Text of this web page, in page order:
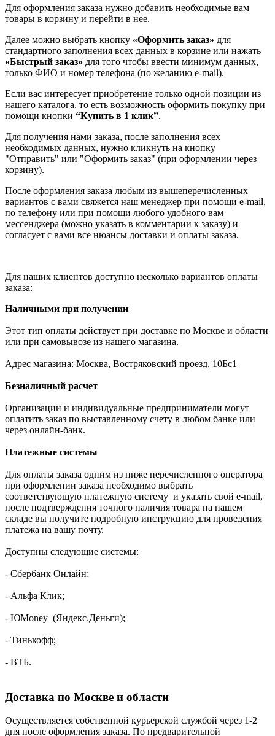
Для оформления заказа нужно добавить необходимые вам
товары в корзину и перейти в нее.
Далее можно выбрать кнопку «Оформить заказ» для
стандартного заполнения всех данных в корзине или нажать
«Быстрый заказ» для того чтобы ввести минимум данных,
только ФИО и номер телефона (по желанию e-mail).
Если вас интересует приобретение только одной позиции из
нашего каталога, то есть возможность оформить покупку при
помощи кнопки “Купить в 1 клик”.
Для получения нами заказа, после заполнения всех
необходимых данных, нужно кликнуть на кнопку
"Отправить" или "Оформить заказ" (при оформлении через
корзину).
После оформления заказа любым из вышеперечисленных
вариантов с вами свяжется наш менеджер при помощи e-mail,
по телефону или при помощи любого удобного вам
мессенджера (можно указать в комментарии к заказу) и
согласует с вами все нюансы доставки и оплаты заказа.
Для наших клиентов доступно несколько вариантов оплаты
заказа:
Наличными при получении
Этот тип оплаты действует при доставке по Москве и области
или при самовывозе из нашего магазина.
Адрес магазина: Москва, Востряковский проезд, 10Бс1
Безналичный расчет
Организации и индивидуальные предприниматели могут
оплатить заказ по выставленному счету в любом банке или
через онлайн-банк.
Платежные системы
Для оплаты заказа одним из ниже перечисленного оператора
при оформлении заказа необходимо выбрать
соответствующую платежную систему и указать свой e-mail,
после подтверждения точного наличия товара на нашем
складе вы получите подробную инструкцию для проведения
платежа на вашу почту.
Доступны следующие системы:
- Сбербанк Онлайн;
- Альфа Клик;
- ЮMoney (Яндекс.Деньги);
- Тинькофф;
- ВТБ.
Доставка по Москве и области
Осуществляется собственной курьерской службой через 1-2
дня после оформления заказа. По предварительной